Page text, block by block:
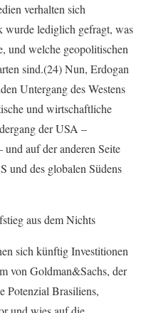
verhalten sich
wurde lediglich gefragt, was
und welche geopolitischen
sind.(24) Nun, Erdogan
Untergang des Westens
und wirtschaftliche
der USA –
auf der anderen Seite
und des globalen Südens
aus dem Nichts
sich künftig Investitionen
von Goldman&Sachs, der
Potenzial Brasiliens,